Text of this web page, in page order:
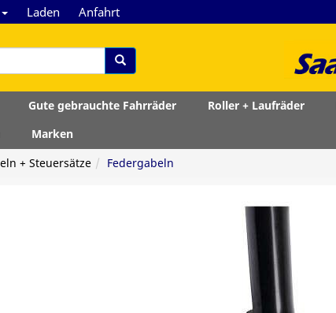
Laden Anfahrt
Gute gebrauchte Fahrräder Roller + Laufräder
Marken
+ Steuersätze Federgabeln